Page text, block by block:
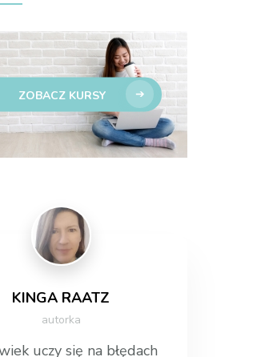
ZOBACZ KURSY
KINGA RAATZ
autorka
uczy się na błędach